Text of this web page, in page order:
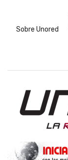
contentSobre Unored